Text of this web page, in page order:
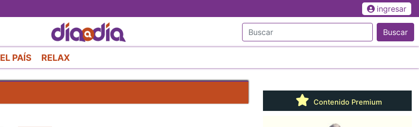
al
contenido
principal
ingresar
Buscar
EL PAÍS RELAX
Contenido Premium